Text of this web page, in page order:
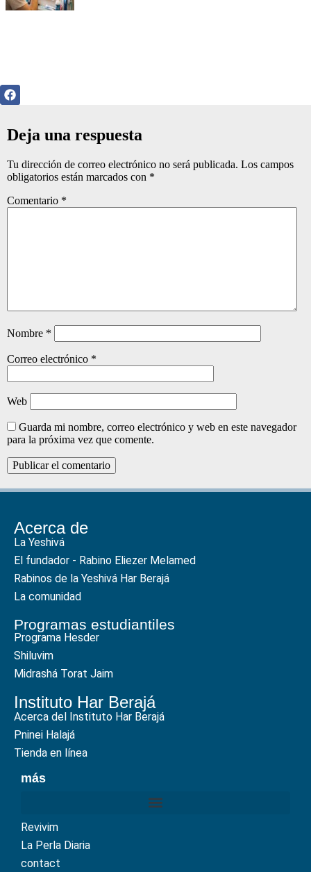
Deja una respuesta
Tu dirección de correo electrónico no será publicada. Los campos
obligatorios están marcados con *
Comentario *
Nombre *
Correo electrónico *
Web
Guarda mi nombre, correo electrónico y web en este navegador
para la próxima vez que comente.
Acerca de
La Yeshivá
El fundador - Rabino Eliezer Melamed
Rabinos de la Yeshivá Har Berajá
La comunidad
Programas estudiantiles
Programa Hesder
Shiluvim
Midrashá Torat Jaim
Instituto Har Berajá
Acerca del Instituto Har Berajá
Pninei Halajá
Tienda en línea
más
Revivim
La Perla Diaria
contact